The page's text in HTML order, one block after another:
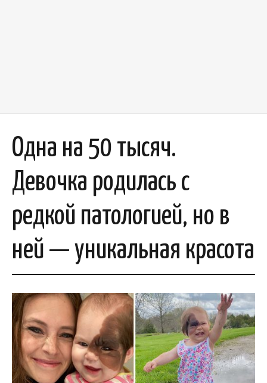
Одна на 50 тысяч.
Девочка родилась с
редкой патологией, но в
ней — уникальная красота